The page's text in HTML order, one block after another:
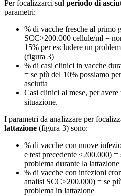
Per focalizzarci sul periodo di
parametri:
% di vacche fresche al primo
SCC>200.000 cellule/ml =
15% per escludere un
(figura 3)
% di casi clinici in vacche
= se più del 10% possiamo
asciutta
Casi clinici al mese, per
situazione.
I parametri da analizzare per
lattazione (figura 3) sono:
% di vacche con nuove
e test precedente <200.000)
problema durante la lattazione
% di vacche con infezioni
analisi SCC>200.000) = se
problema in lattazione